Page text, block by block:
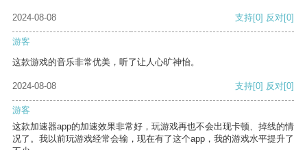
2024-08-08 支持[0] 反对[0]
游客
这款游戏的音乐非常优美，听了让人心旷神怡。
2024-08-08 支持[0] 反对[0]
游客
这款加速器app的加速效果非常好，玩游戏再也不会出现卡顿、掉线的情
况了。我以前玩游戏经常会输，现在有了这个app，我的游戏水平提升了